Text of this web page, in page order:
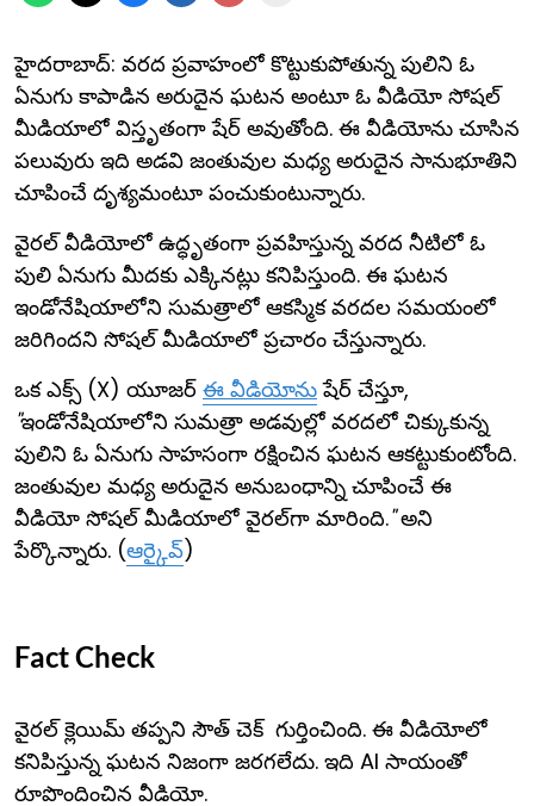
హైదరాబాద్: వరద ప్రవాహంలో కొట్టుకుపోతున్న పులిని ఓ
ఏనుగు కాపాడిన అరుదైన ఘటన అంటూ ఓ వీడియో సోషల్
మీడియాలో విస్తృతంగా షేర్ అవుతోంది. ఈ వీడియోను చూసిన
పలువురు ఇది అడవి జంతువుల మధ్య అరుదైన సానుభూతిని
చూపించే దృశ్యమంటూ పంచుకుంటున్నారు.
వైరల్ వీడియోలో ఉద్ధృతంగా ప్రవహిస్తున్న వరద నీటిలో ఓ
పులి ఏనుగు మీదకు ఎక్కినట్లు కనిపిస్తుంది. ఈ ఘటన
ఇండోనేషియాలోని సుమత్రాలో ఆకస్మిక వరదల సమయంలో
జరిగిందని సోషల్ మీడియాలో ప్రచారం చేస్తున్నారు.
ఒక ఎక్స్ (X) యూజర్ ఈ వీడియోనుషేర్ చేస్తూ,
"ఇండోనేషియాలోని సుమత్రా అడవుల్లో వరదలో చిక్కుకున్న
పులిని ఓ ఏనుగు సాహసంగా రక్షించిన ఘటన ఆకట్టుకుంటోంది.
జంతువుల మధ్య అరుదైన అనుబంధాన్ని చూపించే ఈ
వీడియో సోషల్ మీడియాలో వైరల్‌గా మారింది."అని
పేర్కొన్నారు. (ఆర్కైవ్)
Fact Check
వైరల్ క్లెయిమ్ తప్పని సౌత్ చెక్ గుర్తించింది. ఈ వీడియోలో
కనిపిస్తున్న ఘటన నిజంగా జరగలేదు. ఇది AI సాయంతో
రూపొందించిన వీడియో.